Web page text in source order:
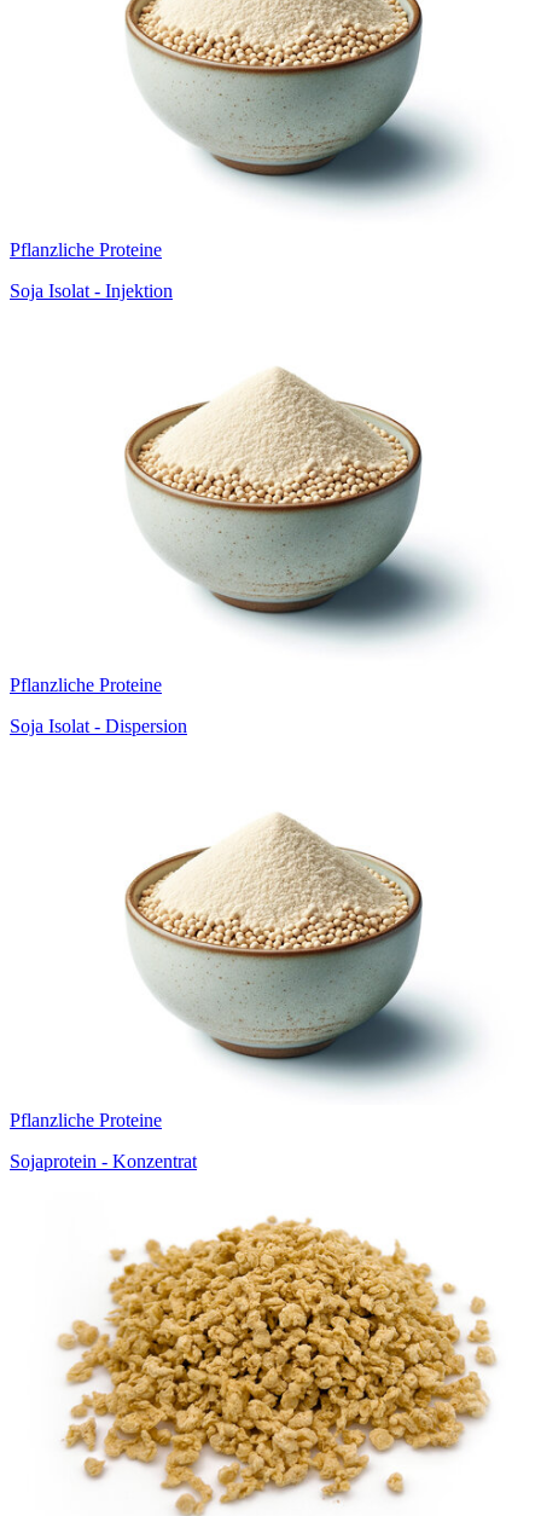
Pflanzliche Proteine
Soja Isolat - Injektion
Pflanzliche Proteine
Soja Isolat - Dispersion
Pflanzliche Proteine
Sojaprotein - Konzentrat